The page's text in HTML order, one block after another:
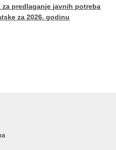
predlaganje javnih potreba
za 2026. godinu